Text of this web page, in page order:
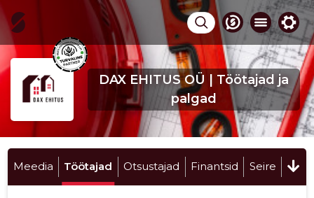
DAX EHITUS OÜ | Töötajad ja
palgad
Meedia Töötajad Otsustajad Finantsid Seire